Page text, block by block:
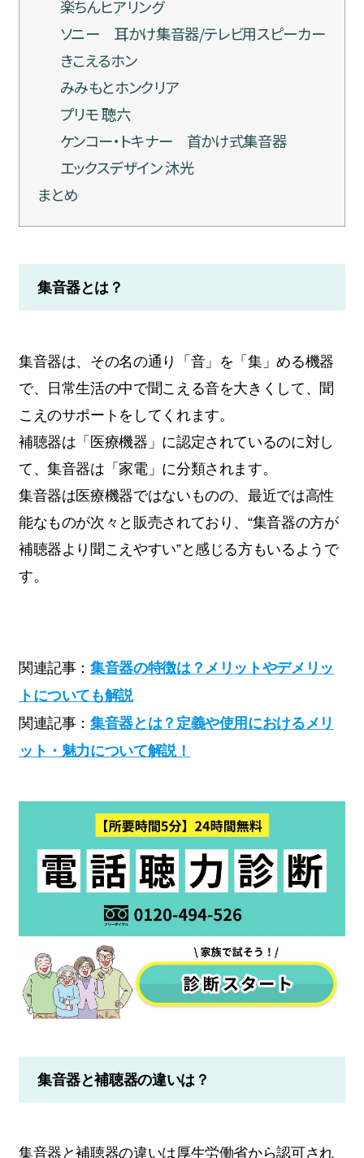
楽ちんヒアリング
ソニー 耳かけ集音器/テレビ用スピーカー
きこえるホン
みみもとホンクリア
プリモ 聴六
ケンコー・トキナー 首かけ式集音器
エックスデザイン 沐光
まとめ
集音器とは？
集音器は、その名の通り「音」を「集」める機器
で、日常生活の中で聞こえる音を大きくして、聞
こえのサポートをしてくれます。
補聴器は「医療機器」に認定されているのに対し
て、集音器は「家電」に分類されます。
集音器は医療機器ではないものの、最近では高性
能なものが次々と販売されており、“集音器の方が
補聴器より聞こえやすい”と感じる方もいるようで
す。
関連記事：集音器の特徴は？メリットやデメリッ
トについても解説
関連記事：集音器とは？定義や使用におけるメリ
ット・魅力について解説！
集音器と補聴器の違いは？
集音器と補聴器の違いは厚生労働省から認可され